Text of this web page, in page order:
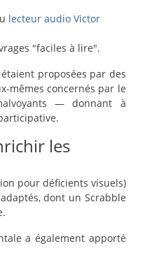
lecteur audio Victor
"faciles à lire".
proposées par des
mêmes concernés par le
— donnant à
les
pour déficients visuels)
dont un Scrabble
a également apporté